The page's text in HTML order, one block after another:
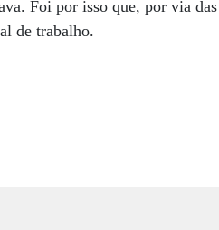
Foi por isso que, por via
de trabalho.